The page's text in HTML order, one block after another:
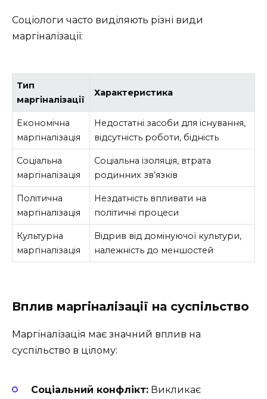
Соціологи часто виділяють різні види
маргіналізації:
Тип
маргіналізації
Характеристика
Економічна
маргіналізація
Недостатні засоби для існування,
відсутність роботи, бідність
Соціальна
маргіналізація
Соціальна ізоляція, втрата
родинних зв’язків
Політична
маргіналізація
Нездатність впливати на
політичні процеси
Культурна
маргіналізація
Відрив від домінуючої культури,
належність до меншостей
Вплив маргіналізації на суспільство
Маргіналізація має значний вплив на
суспільство в цілому:
Соціальний конфлікт: Викликає